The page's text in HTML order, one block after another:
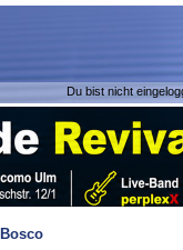
Du bist nicht